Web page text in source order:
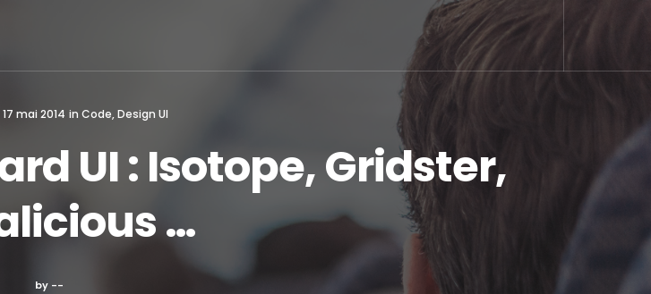
17 mai 2014 in Code,Design UI
UI : Isotope, Gridster,
…
by --